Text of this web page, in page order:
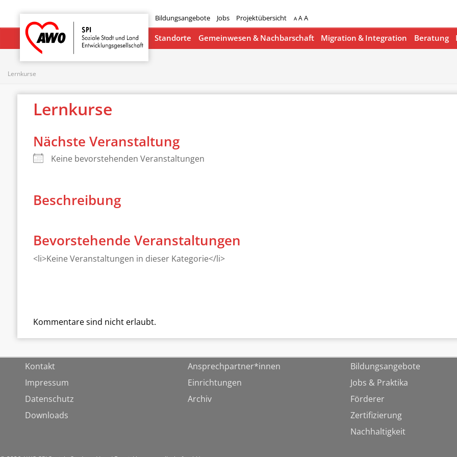
Bildungsangebote Jobs Projektübersicht A AA
Startseite
Standorte Gemeinwesen & Nachbarschaft Migration & Integration Beratung
Lernkurse
Lernkurse
Nächste Veranstaltung
Keine bevorstehenden Veranstaltungen
Beschreibung
Bevorstehende Veranstaltungen
<li>Keine Veranstaltungen in dieser Kategorie</li>
Kommentare sind nicht erlaubt.
Kontakt
Impressum
Datenschutz
Downloads
Ansprechpartner*innen
Einrichtungen
Archiv
Bildungsangebote
Jobs & Praktika
Förderer
Zertifizierung
Nachhaltigkeit